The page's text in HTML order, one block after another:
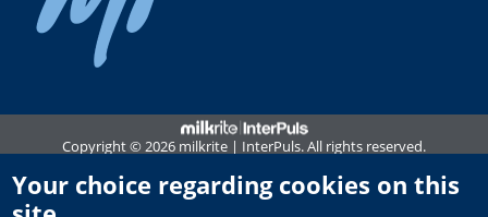
Copyright © 2026 milkrite | InterPuls. All rights reserved.
Privacy and Cookie Notice
Your choice regarding cookies on this